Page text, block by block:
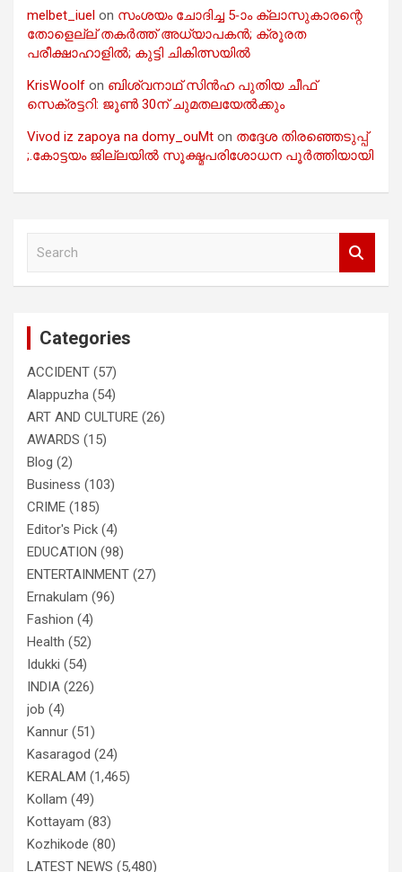
melbet_iuel on സംശയം ചോദിച്ച 5-ാം ക്ലാസുകാരന്റെ
തോളെല്ല് തകർത്ത് അധ്യാപകൻ; ക്രൂരത
പരീക്ഷാഹാളിൽ; കുട്ടി ചികിത്സയിൽ
KrisWoolf on ബിശ്വനാഥ് സിൻഹ പുതിയ ചീഫ്
സെക്രട്ടറി: ജൂൺ 30ന് ചുമതലയേൽക്കും
Vivod iz zapoya na domy_ouMt on തദ്ദേശ തിരഞ്ഞെടുപ്പ്
;.കോട്ടയം ജില്ലയിൽ സൂക്ഷ്മപരിശോധന പൂർത്തിയായി
Categories
ACCIDENT (57)
Alappuzha (54)
ART AND CULTURE (26)
AWARDS (15)
Blog (2)
Business (103)
CRIME (185)
Editor's Pick (4)
EDUCATION (98)
ENTERTAINMENT (27)
Ernakulam (96)
Fashion (4)
Health (52)
Idukki (54)
INDIA (226)
job (4)
Kannur (51)
Kasaragod (24)
KERALAM (1,465)
Kollam (49)
Kottayam (83)
Kozhikode (80)
LATEST NEWS (5,480)